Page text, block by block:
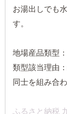
お湯出しでも
す。
地場産品類型
類型該当理由
同士を組み合
ふるさと納税